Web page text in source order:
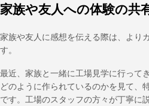
家族や友人への体験の共
家族や友人に感想を伝える際は、より
す。
最近、家族と一緒に工場見学に行って
どのように作られているのかを見て、
です。工場のスタッフの方々が丁寧に